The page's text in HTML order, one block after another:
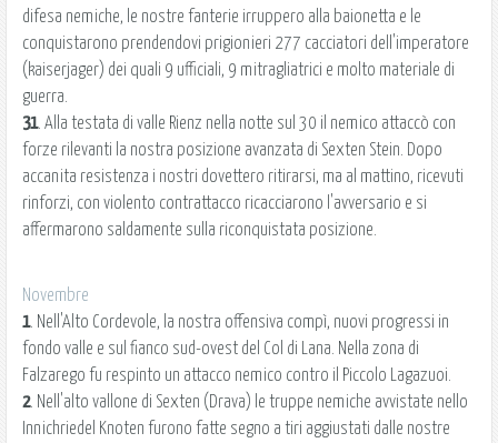
difesa nemiche, le nostre fanterie irruppero alla baionetta e le
conquistarono prendendovi prigionieri 277 cacciatori dell'imperatore
(kaiserjager) dei quali 9 ufficiali, 9 mitragliatrici e molto materiale di
guerra.
31. Alla testata di valle Rienz nella notte sul 30 il nemico attaccò con
forze rilevanti la nostra posizione avanzata di Sexten Stein. Dopo
accanita resistenza i nostri dovettero ritirarsi, ma al mattino, ricevuti
rinforzi, con violento contrattacco ricacciarono l'avversario e si
affermarono saldamente sulla riconquistata posizione.
Novembre
1. Nell'Alto Cordevole, la nostra offensiva compì, nuovi progressi in
fondo valle e sul fianco sud-ovest del Col di Lana. Nella zona di
Falzarego fu respinto un attacco nemico contro il Piccolo Lagazuoi.
2. Nell'alto vallone di Sexten (Drava) le truppe nemiche avvistate nello
Innichriedel Knoten furono fatte segno a tiri aggiustati dalle nostre